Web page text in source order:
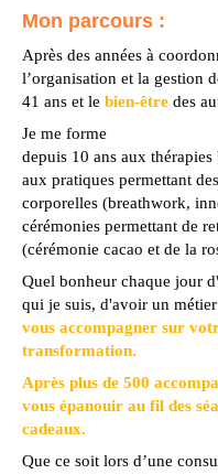
Mon parcours :
Après des années à
l’organisation et la gestion
41 ans et le bien-être des
Je me forme
depuis 10 ans aux
aux pratiques permettant
corporelles (breathwork,
cérémonies permettant de
(cérémonie cacao et de la
Quel bonheur chaque jour
qui je suis, d'avoir un
vous accompagner sur
transformation.
Après plus de 500
vous épanouir au fil des
cadeaux.
Que ce soit lors d’une